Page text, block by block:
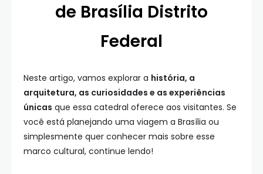
de Brasília Distrito
Federal
Neste artigo, vamos explorar a história, a
arquitetura, as curiosidades e as experiências
únicas que essa catedral oferece aos visitantes. Se
você está planejando uma viagem a Brasília ou
simplesmente quer conhecer mais sobre esse
marco cultural, continue lendo!